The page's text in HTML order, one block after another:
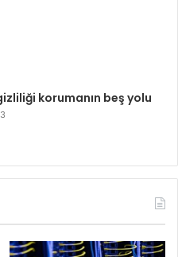
korumanın beş yolu